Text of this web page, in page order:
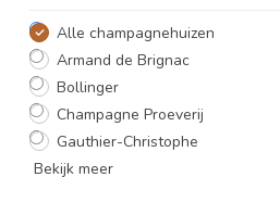
Alle champagnehuizen
Armand de Brignac
Bollinger
Champagne Proeverij
Gauthier-Christophe
Bekijk meer